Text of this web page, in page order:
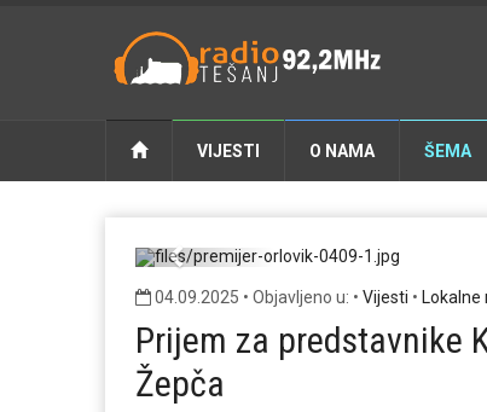
VIJESTI O NAMA ŠEMA
Previous
04.09.2025 • Objavljeno u: • Vijesti • Lokalne
Prijem za predstavnike
Žepča